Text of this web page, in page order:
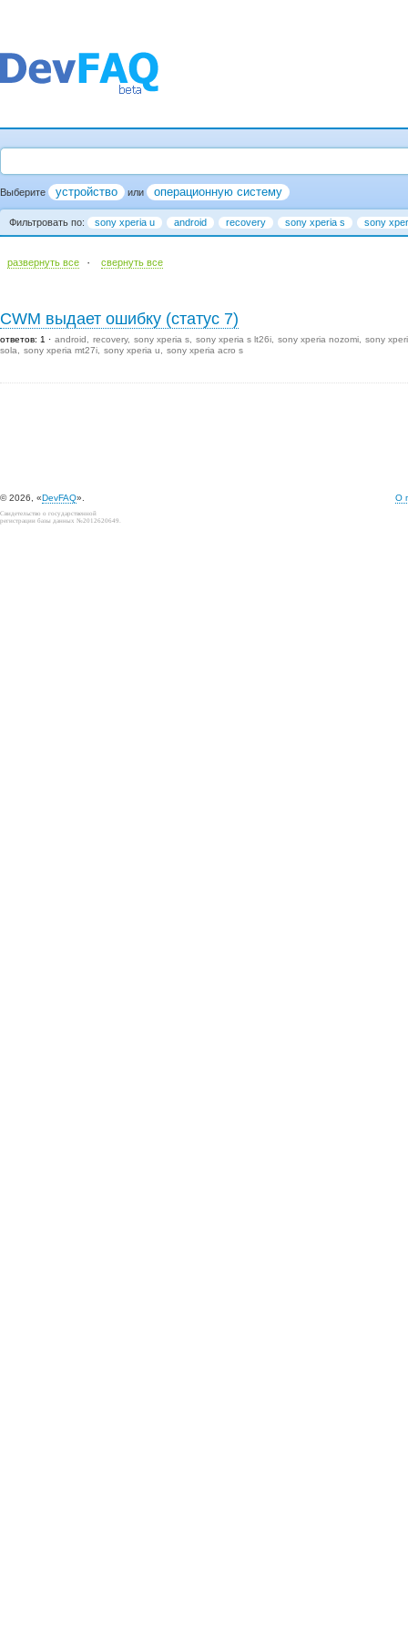
Выберите устройство или операционную систему
Фильтровать по: sony xperia u android recovery sony xperia s sony
развернуть все · cвернуть все
CWM выдает ошибку (статус 7)
ответов: 1 android recovery sony xperia s sony xperia s lt26i sony xperia nozomi
sony
sola
sony xperia mt27i sony xperia u sony xperia acro s
© 2026, «DevFAQ». О
Свидетельство о государственной
регистрации базы данных №2012620649.